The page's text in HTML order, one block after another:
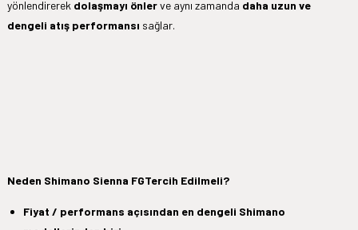
yönlendirerek dolaşmayı önlerve aynı zamanda daha uzun ve
dengeli atış performansı sağlar.
Neden Shimano Sienna FGTercih Edilmeli?
Fiyat / performans açısından en dengeli Shimano